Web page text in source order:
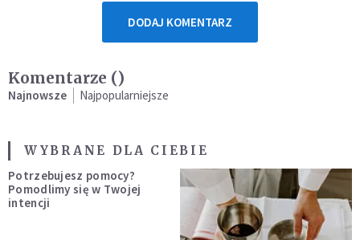
DODAJ KOMENTARZ
Komentarze ()
Najnowsze Najpopularniejsze
WYBRANE DLA CIEBIE
Potrzebujesz pomocy?
Pomodlimy się w Twojej
intencji